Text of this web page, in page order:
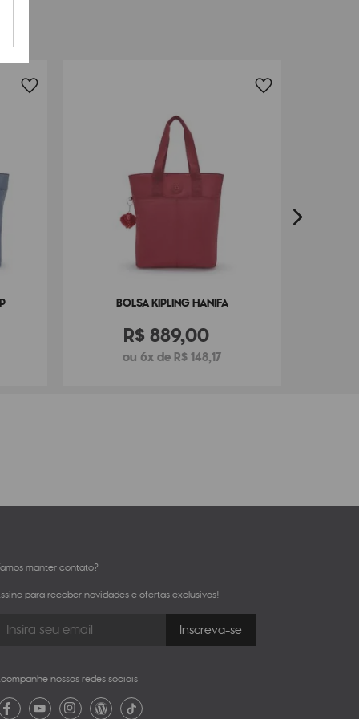
BOLSA KIPLING HANIFA
R$889,00
ou 6x de R$ 148,17
manter contato?
para receber novidades e ofertas exclusivas!
nossas redes sociais